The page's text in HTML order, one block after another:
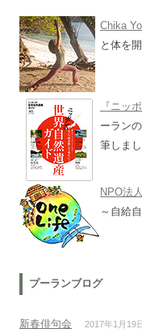
Chika
と体を
『ニッ
ーラン
筆しま
NPO法
～自給
プーランブログ
新春俳句会 2017年1月19